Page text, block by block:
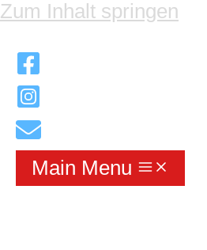
Zum Inhalt springen
Main Menu